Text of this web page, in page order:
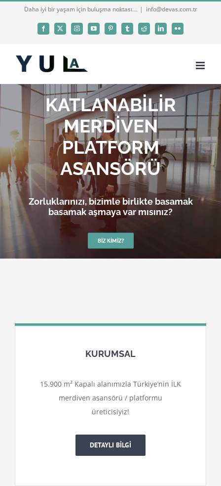
Daha iyi bir yaşam için buluşma noktası... | info@devas.com.tr
Facebook
X InstagramYouTubePinterestTumblrReddit LinkedInFlickr
KATLANABİLİR
MERDİVEN
PLATFORM
ASANSÖRÜ
Zorluklarınızı, bizimle birlikte basamak
basamak aşmaya var mısınız?
BIZ KIMIZ?
KURUMSAL
15.900 m² Kapalı alanımızla Türkiye’nin İLK
merdiven asansörü / platformu
üreticisiyiz!
DETAYLI BİLGİ